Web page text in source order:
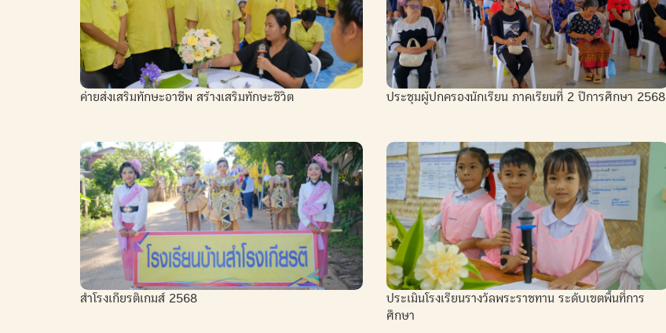
ค่ายส่งเสริมทักษะอาชีพ สร้างเสริมทักษะชีวิต ประชุมผู้ปกครองนักเรียน ภาคเรียนที่ 2 ปีการศึกษา 2568
สำโรงเกียรติเกมส์ 2568
ประเมินโรงเรียนรางวัลพระราชทาน ระดับเขตพื้นที่การ
ศึกษา